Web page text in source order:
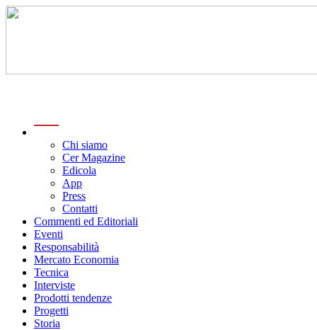
Chi siamo
Cer Magazine
Edicola
App
Press
Contatti
Commenti ed Editoriali
Eventi
Responsabilità
Mercato Economia
Tecnica
Interviste
Prodotti tendenze
Progetti
Storia